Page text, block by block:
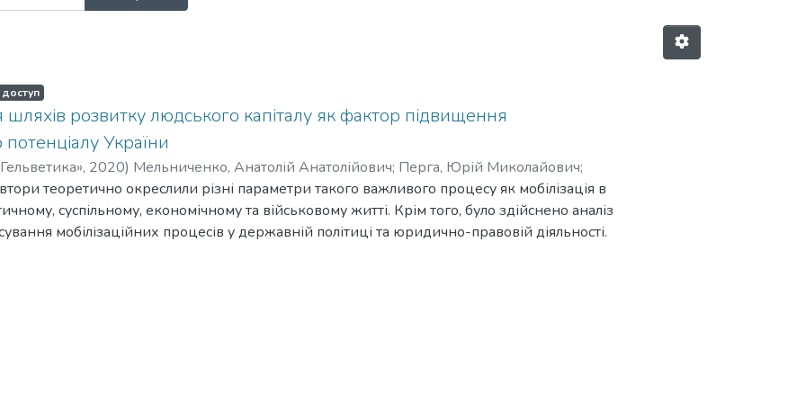
розвитку людського капіталу як фактор підвищення
потенціалу України
, 2020) Мельниченко, Анатолій Анатолійович; Перга, Юрій Миколайович;
;Loughna, Sean;Головко, Ольга Михайлівна;Єнін, Максим Наімович;Макаренко,
;Зоріна, Альона;Іщенко, Анна Миколаївна;Акімова, Олена Андріївна ;Мельник,
теоретично окреслили різні параметри такого важливого процесу як мобілізація в
суспільному, економічному та військовому житті. Крім того, було здійснено аналіз
мобілізаційних процесів у державній політиці та юридично-правовій діяльності.